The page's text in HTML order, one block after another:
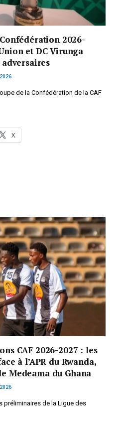
2026-
et DC Virunga
de la Confédération de la CAF
X
CAF 2026-2027 : les
à l’APR du Rwanda,
Medeama du Ghana
préliminaires de la Ligue des